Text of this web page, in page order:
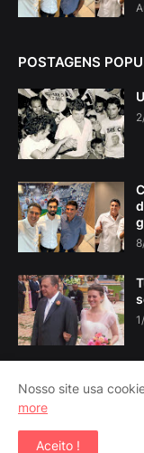
POSTAGENS
Nosso site usa
more
Aceito !